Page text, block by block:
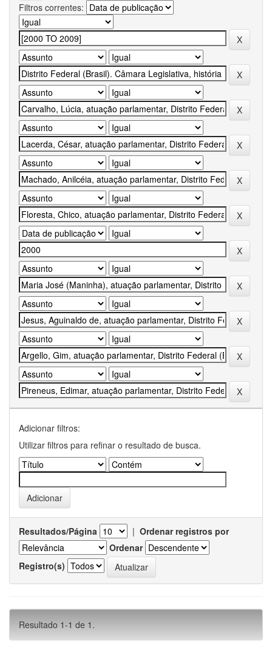
Filtros correntes:
Adicionar filtros:
Utilizar filtros para refinar o resultado de busca.
Resultados/Página | Ordenar registros por
Ordenar
Registro(s)
Resultado 1-1 de 1.